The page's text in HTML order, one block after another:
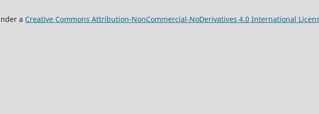
a Creative Commons Attribution-NonCommercial-NoDerivatives 4.0 International